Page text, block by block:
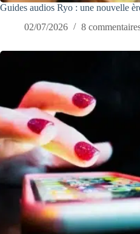
Guides audios Ryo : une nouvelle
02/07/2026
8